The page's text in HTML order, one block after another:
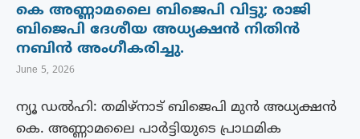
കെ അണ്ണാമലൈ ബിജെപി വിട്ടു; രാജി
ബിജെപി ദേശീയ അധ്യക്ഷന്‍ നിതിന്‍
നബിന്‍ അംഗീകരിച്ചു.
June 5, 2026
ന്യൂ ഡൽഹി: തമിഴ്‌നാട് ബിജെപി മുൻ അധ്യക്ഷൻ
കെ. അണ്ണാമലൈ പാർട്ടിയുടെ പ്രാഥമിക